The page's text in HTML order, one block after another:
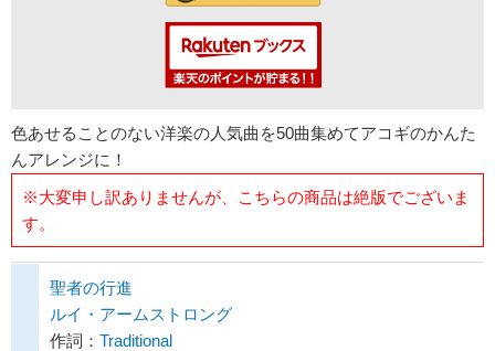
色あせることのない洋楽の人気曲を50曲集めてアコギのかんた
んアレンジに！
※大変申し訳ありませんが、こちらの商品は絶版でございま
す。
聖者の行進
ルイ・アームストロング
作詞： Traditional